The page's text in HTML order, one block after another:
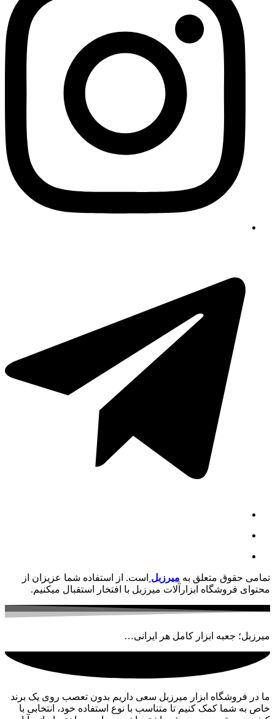
تمامی حقوق متعلق به میرزبل است. از استفاده شما عزیزان از
محتوای فروشگاه ابزارآلات میرزبل با افتخار استقبال میکنیم.
میرزبل؛ جعبه ابزار کامل هر ایرانی…
ما در فروشگاه ابزار میرزبل سعی داریم بدون تعصب روی یک برند
خاص به شما کمک کنیم تا متناسب با نوع استفاده خود، انتخابی با